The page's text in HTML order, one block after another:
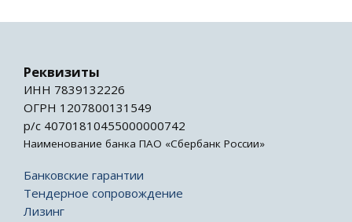
Реквизиты
ИНН 7839132226
ОГРН 1207800131549
р/с 40701810455000000742
Наименование банка ПАО «Сбербанк России»
Банковские гарантии
Тендерное сопровождение
Лизинг